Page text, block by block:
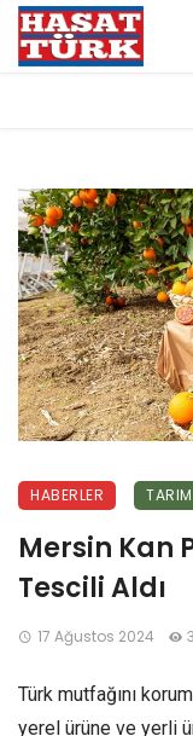
HABERLER TARIM
Mersin Kan
Tescili Aldı
17 Ağustos 2024
Türk mutfağını
yerel ürüne ve yerli